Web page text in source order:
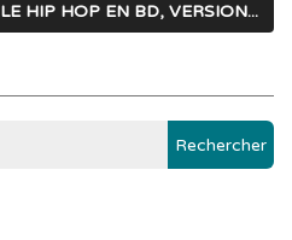
LE HIP HOP EN BD, VERSION...